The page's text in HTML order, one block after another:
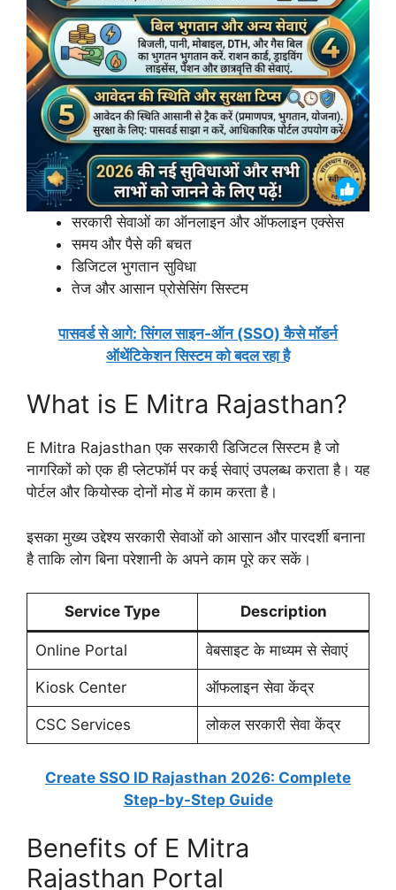
सरकारी सेवाओं का ऑनलाइन और ऑफलाइन एक्सेस
समय और पैसे की बचत
डिजिटल भुगतान सुविधा
तेज और आसान प्रोसेसिंग सिस्टम
पासवर्ड से आगे: सिंगल साइन-ऑन (SSO) कैसे मॉडर्न
ऑथेंटिकेशन सिस्टम को बदल रहा है
What is E Mitra Rajasthan?
E Mitra Rajasthan एक सरकारी डिजिटल सिस्टम है जो
नागरिकों को एक ही प्लेटफॉर्म पर कई सेवाएं उपलब्ध कराता है। यह
पोर्टल और कियोस्क दोनों मोड में काम करता है।
इसका मुख्य उद्देश्य सरकारी सेवाओं को आसान और पारदर्शी बनाना
है ताकि लोग बिना परेशानी के अपने काम पूरे कर सकें।
Service Type Description
Online Portal वेबसाइट के माध्यम से सेवाएं
Kiosk Center ऑफलाइन सेवा केंद्र
CSC Services लोकल सरकारी सेवा केंद्र
Create SSO ID Rajasthan 2026: Complete
Step-by-Step Guide
Benefits of E Mitra
Rajasthan Portal